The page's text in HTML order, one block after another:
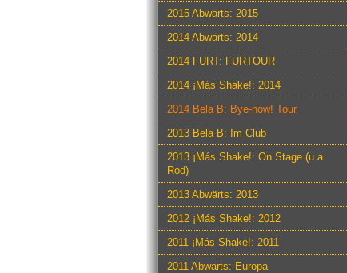
2015 Abwärts: 2015
2014 Abwärts: 2014
2014 FURT: FURTOUR
2014 ¡Más Shake!: 2014
2014 Bela B: Bye-now! Tour
2013 Bela B: Im Club
2013 ¡Más Shake!: On Stage (u.a.
Rod)
2013 Abwärts: 2013
2012 ¡Más Shake!: 2012
2011 ¡Más Shake!: 2011
2011 Abwärts: Europa